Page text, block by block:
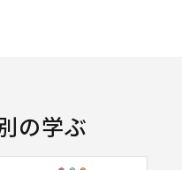
の学ぶ